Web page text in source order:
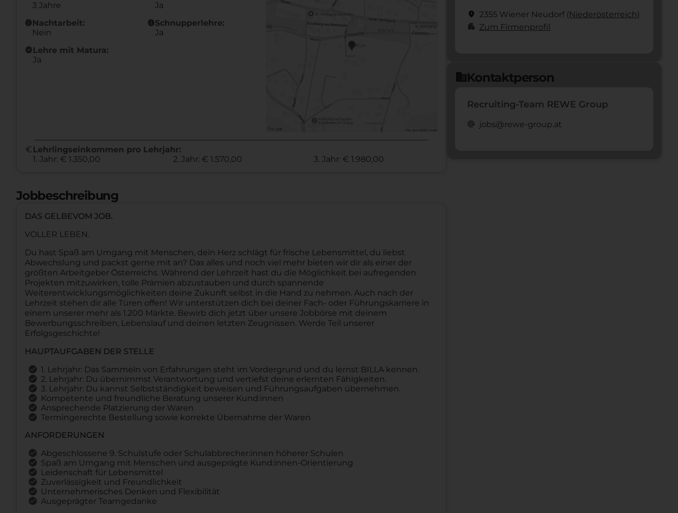
3 Jahre
Ja
infoNachtarbeit:
Nein
infoSchnupperlehre:
Ja
new_releasesLehre mit Matura:
Ja
euro Lehrlingseinkommen pro Lehrjahr:
1. Jahr: € 1.350,00
2. Jahr: € 1.570,00 3. Jahr: € 1.980,00
Jobbeschreibung
DAS GELBEVOM JOB.
VOLLER LEBEN.
Du hast Spaß am Umgang mit Menschen, dein Herz schlägt für frische Lebensmittel, du liebst
Abwechslung und packst gerne mit an? Das alles und noch viel mehr bieten wir dir als einer der
größten Arbeitgeber Österreichs. Während der Lehrzeit hast du die Möglichkeit bei aufregenden
Projekten mitzuwirken, tolle Prämien abzustauben und durch spannende
Weiterentwicklungsmöglichkeiten deine Zukunft selbst in die Hand zu nehmen. Auch nach der
Lehrzeit stehen dir alle Türen offen! Wir unterstützen dich bei deiner Fach- oder Führungskarriere in
einem unserer mehr als 1.200 Märkte. Bewirb dich jetzt über unsere Jobbörse mit deinem
Bewerbungsschreiben, Lebenslauf und deinen letzten Zeugnissen. Werde Teil unserer
Erfolgsgeschichte!
HAUPTAUFGABEN DER STELLE
1. Lehrjahr: Das Sammeln von Erfahrungen steht im Vordergrund und du lernst BILLA kennen.
2. Lehrjahr: Du übernimmst Verantwortung und vertiefst deine erlernten Fähigkeiten.
3. Lehrjahr: Du kannst Selbstständigkeit beweisen und Führungsaufgaben übernehmen.
Kompetente und freundliche Beratung unserer Kund:innen
Ansprechende Platzierung der Waren
Termingerechte Bestellung sowie korrekte Übernahme der Waren
ANFORDERUNGEN
Abgeschlossene 9. Schulstufe oder Schulabbrecher:innen höherer Schulen
Spaß am Umgang mit Menschen und ausgeprägte Kund:innen-Orientierung
Leidenschaft für Lebensmittel
Zuverlässigkeit und Freundlichkeit
Unternehmerisches Denken und Flexibilität
Ausgeprägter Teamgedanke
location_on 2355 Wiener Neudorf (Nieder­österreich)
apartment Zum Firmenprofil
domainKontaktperson
Recruiting-Team REWE Group
alternate_email jobs@rewe-group.at